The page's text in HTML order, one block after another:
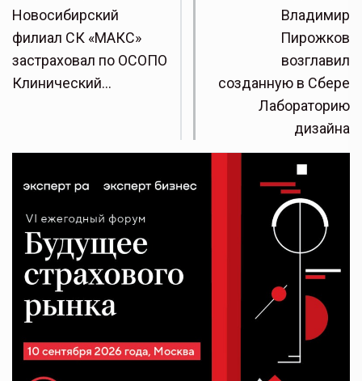
Новосибирский
филиал СК «МАКС»
застраховал по ОСОПО
Клинический…
Владимир
Пирожков
возглавил
созданную в Сбере
Лабораторию
дизайна